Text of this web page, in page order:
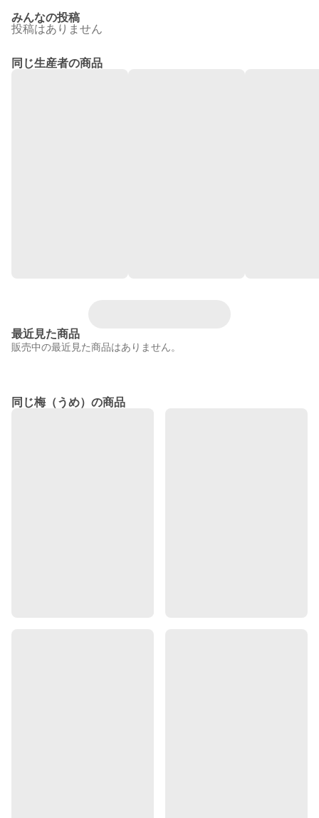
みんなの投稿
投稿はありません
同じ生産者の商品
最近見た商品
販売中の最近見た商品はありません。
同じ梅（うめ）の商品